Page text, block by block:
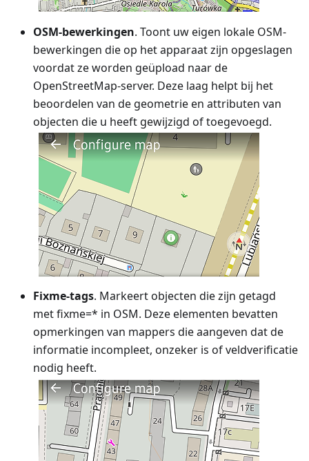
OSM-bewerkingen. Toont uw eigen lokale OSM-
bewerkingen die op het apparaat zijn opgeslagen
voordat ze worden geüpload naar de
OpenStreetMap-server. Deze laag helpt bij het
beoordelen van de geometrie en attributen van
objecten die u heeft gewijzigd of toegevoegd.
Fixme-tags. Markeert objecten die zijn getagd
met fixme=* in OSM. Deze elementen bevatten
opmerkingen van mappers die aangeven dat de
informatie incompleet, onzeker is of veldverificatie
nodig heeft.